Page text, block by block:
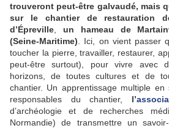
trouveront peut-être galvaudé, mais
sur le chantier de
restauration
d’Épreville
un hameau de
(Seine-Maritime) . Ici, on vient passer
toucher la pierre, travailler, restaurer,
peut-être surtout), pour vivre avec
horizons, de toutes cultures et de
chantier. Un apprentissage multiple
responsables du chantier,
l’
d’archéologie et de recherches
Normandie) de transmettre un